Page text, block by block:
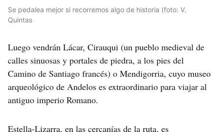
Se pedalea mejor si recorremos algo de historia (foto: V.
Quintas
Luego vendrán Lácar, Cirauqui (un pueblo medieval de
calles sinuosas y portales de piedra, a los pies del
Camino de Santiago francés) o Mendigorria, cuyo museo
arqueológico de Andelos es extraordinario para viajar al
antiguo imperio Romano.
Estella-Lizarra, en las cercanías de la ruta, es